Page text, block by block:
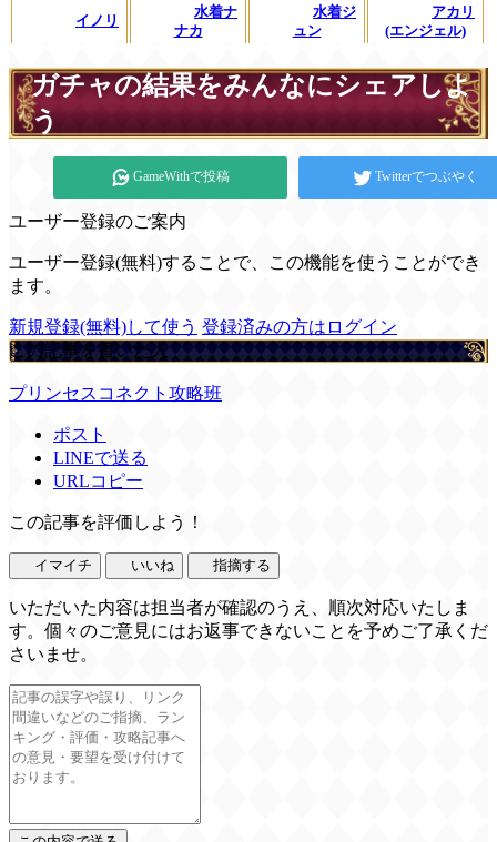
イノリ
水着ナ
ナカ
水着ジ
ュン
アカリ
(エンジェル)
ガチャの結果をみんなにシェアしよ
う
GameWithで投稿 Twitterでつぶやく
ユーザー登録のご案内
ユーザー登録(無料)することで、この機能を使うことができ
ます。
新規登録(無料)して使う 登録済みの方はログイン
この記事を書いた人
プリンセスコネクト攻略班
ポスト
LINEで送る
URLコピー
この記事を評価しよう！
イマイチ いいね 指摘する
いただいた内容は担当者が確認のうえ、順次対応いたしま
す。個々のご意見にはお返事できないことを予めご了承くだ
さいませ。